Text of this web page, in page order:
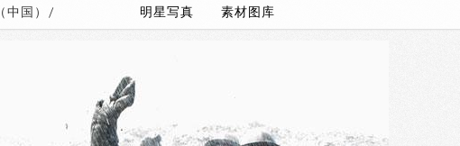
（中国）/ 明星写真 素材图库